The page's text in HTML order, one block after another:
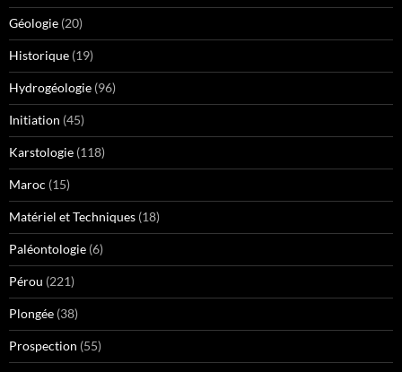
Géologie (20)
Historique (19)
Hydrogéologie (96)
Initiation (45)
Karstologie (118)
Maroc (15)
Matériel et Techniques (18)
Paléontologie (6)
Pérou (221)
Plongée (38)
Prospection (55)